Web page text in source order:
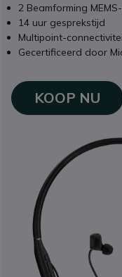
2 Beamforming
14 uur gesprekstijd
Multipoint-
Gecertificeerd door
KOOP NU